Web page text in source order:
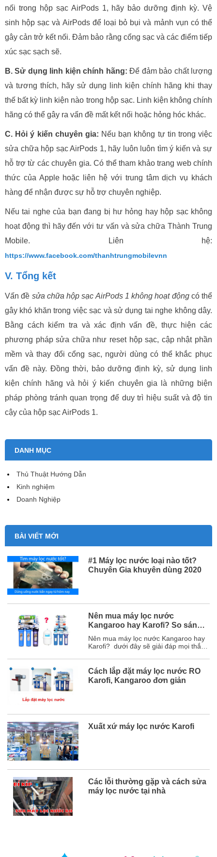
nối trong hộp sạc AirPods 1, hãy bảo dưỡng định kỳ. Vệ
sinh hộp sạc và AirPods để loại bỏ bụi và mảnh vụn có thể
gây cản trở kết nối. Đảm bảo rằng cổng sạc và các điểm tiếp
xúc sạc sạch sẽ.
B. Sử dụng linh kiện chính hãng: Để đảm bảo chất lượng
và tương thích, hãy sử dụng linh kiện chính hãng khi thay
thế bất kỳ linh kiện nào trong hộp sạc. Linh kiện không chính
hãng có thể gây ra vấn đề mất kết nối hoặc hỏng hóc khác.
C. Hỏi ý kiến chuyên gia: Nếu bạn không tự tin trong việc
sửa chữa hộp sạc AirPods 1, hãy luôn luôn tìm ý kiến và sự
hỗ trợ từ các chuyên gia. Có thể tham khảo trang web chính
thức của Apple hoặc liên hệ với trung tâm dịch vụ khách
hàng để nhận được sự hỗ trợ chuyên nghiệp.
Nếu tai nghe của bạn đang bị hư hỏng hay hộp sạc không
hoạt động thì hãy đến với tư vấn và sửa chữa Thành Trung
Mobile. Liên hệ:
https://www.facebook.com/thanhtrungmobilevnn
V. Tổng kết
Vấn đề sửa chữa hộp sạc AirPods 1 không hoạt độngcó thể
gây khó khăn trong việc sạc và sử dụng tai nghe không dây.
Bằng cách kiểm tra và xác định vấn đề, thực hiện các
phương pháp sửa chữa như reset hộp sạc, cập nhật phần
mềm và thay đổi cổng sạc, người dùng có thể khắc phục
vấn đề này. Đồng thời, bảo dưỡng định kỳ, sử dụng linh
kiện chính hãng và hỏi ý kiến chuyên gia là những biện
pháp phòng tránh quan trọng để duy trì hiệu suất và độ tin
cậy của hộp sạc AirPods 1.
DANH MỤC
Thủ Thuật Hướng Dẫn
Kinh nghiệm
Doanh Nghiệp
BÀI VIẾT MỚI
#1 Máy lọc nước loại nào tốt?
Chuyên Gia khuyên dùng 2020
Nên mua máy lọc nước
Kangaroo hay Karofi? So sánh
chi tiết
Nên mua máy lọc nước Kangaroo hay
Karofi? dưới đây sẽ giải đáp mọi thắc
này, bạn sẽ chọn được hãng máy lọc
nước phù hợp với mình. Mục lục 1. So
sánh chi tiết máy lọc nước Karofi và
Kangaroo ...
Cách lắp đặt máy lọc nước RO
Karofi, Kangaroo đơn giản
Xuất xứ máy lọc nước Karofi
Các lỗi thường gặp và cách sửa
máy lọc nước tại nhà